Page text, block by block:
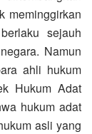
meminggirkan
sejauh
Namun
ahli hukum
Hukum Adat
hukum adat
asli yang